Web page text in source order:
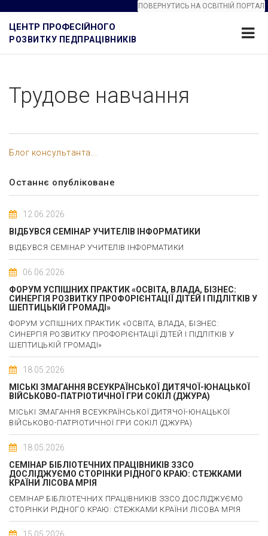
ПОВЕРНУТИСЬ НА ОСВІТНІЙ ПОРТАЛ
ЦЕНТР ПРОФЕСІЙНОГО
РОЗВИТКУ ПЕДПРАЦІВНИКІВ
Трудове навчання
Блог консультанта...
Останнє опубліковане
12.06.2026
ВІДБУВСЯ СЕМІНАР УЧИТЕЛІВ ІНФОРМАТИКИ
ВІДБУВСЯ СЕМІНАР УЧИТЕЛІВ ІНФОРМАТИКИ
06.06.2026
ФОРУМ УСПІШНИХ ПРАКТИК «ОСВІТА, ВЛАДА, БІЗНЕС:
СИНЕРГІЯ РОЗВИТКУ ПРОФОРІЄНТАЦІЇ ДІТЕЙ І ПІДЛІТКІВ У
ШЕПТИЦЬКІЙ ГРОМАДІ»
ФОРУМ УСПІШНИХ ПРАКТИК «ОСВІТА, ВЛАДА, БІЗНЕС:
СИНЕРГІЯ РОЗВИТКУ ПРОФОРІЄНТАЦІЇ ДІТЕЙ І ПІДЛІТКІВ У
ШЕПТИЦЬКІЙ ГРОМАДІ»
18.05.2026
МІСЬКІ ЗМАГАННЯ ВСЕУКРАЇНСЬКОЇ ДИТЯЧОЇ-ЮНАЦЬКОЇ
ВІЙСЬКОВО-ПАТРІОТИЧНОЇ ГРИ СОКІЛ (ДЖУРА)
МІСЬКІ ЗМАГАННЯ ВСЕУКРАЇНСЬКОЇ ДИТЯЧОЇ-ЮНАЦЬКОЇ
ВІЙСЬКОВО-ПАТРІОТИЧНОЇ ГРИ СОКІЛ (ДЖУРА)
18.05.2026
СЕМІНАР БІБЛІОТЕЧНИХ ПРАЦІВНИКІВ ЗЗСО
ДОСЛІДЖУЄМО СТОРІНКИ РІДНОГО КРАЮ: СТЕЖКАМИ
КРАЇНИ ЛІСОВА МРІЯ
СЕМІНАР БІБЛІОТЕЧНИХ ПРАЦІВНИКІВ ЗЗСО ДОСЛІДЖУЄМО
СТОРІНКИ РІДНОГО КРАЮ: СТЕЖКАМИ КРАЇНИ ЛІСОВА МРІЯ
15.05.2026